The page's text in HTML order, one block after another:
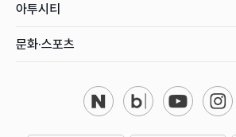
아투시티
문화·스포츠